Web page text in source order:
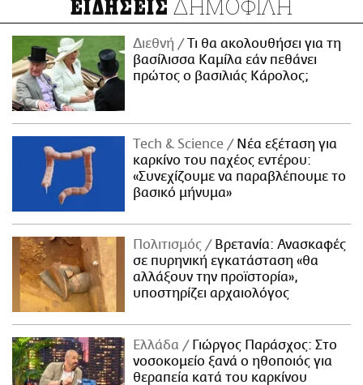
ΕΙΔΗΣΕΙΣ ΔΗΜΟΦΙΛΗ
Διεθνή
Τι θα ακολουθήσει για τη
βασίλισσα Καμίλα εάν πεθάνει
πρώτος ο βασιλιάς Κάρολος;
Τech & Science
Νέα εξέταση για
καρκίνο του παχέος εντέρου:
«Συνεχίζουμε να παραβλέπουμε το
βασικό μήνυμα»
Πολιτισμός
Βρετανία: Ανασκαφές
σε πυρηνική εγκατάσταση «θα
αλλάξουν την προϊστορία»,
υποστηρίζει αρχαιολόγος
Ελλάδα
Γιώργος Παράσχος: Στο
νοσοκομείο ξανά ο ηθοποιός για
θεραπεία κατά του καρκίνου